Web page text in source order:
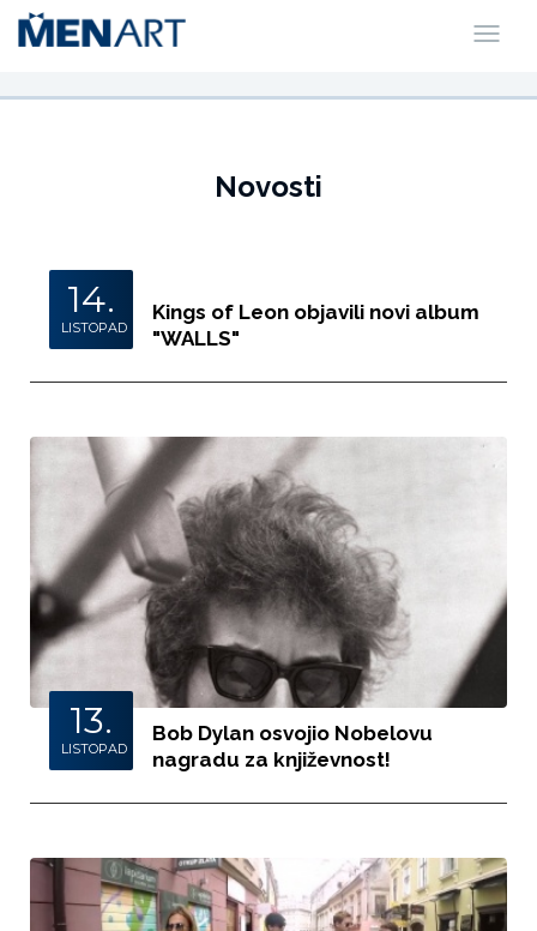
Novosti
14.
LISTOPAD
Kings of Leon objavili novi album
"WALLS"
13.
LISTOPAD
Bob Dylan osvojio Nobelovu
nagradu za književnost!